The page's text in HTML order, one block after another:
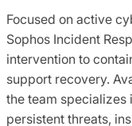
Focused on active
Sophos Incident
intervention to
support recovery.
the team specializes
persistent threats,